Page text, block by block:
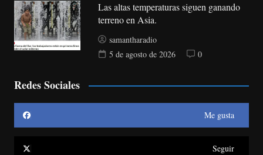
Las altas temperaturas siguen ganando
terreno en Asia.
samantharadio
5 de agosto de 2026
0
Redes Sociales
Me gusta
Seguir